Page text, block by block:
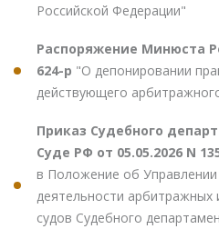
Российской Федерации"
Распоряжение Минюста
624-р "О депонировании
действующего
Приказ Судебного
Суде РФ от 05.05.2026 N
в Положение об
деятельности арбитражных
судов Судебного